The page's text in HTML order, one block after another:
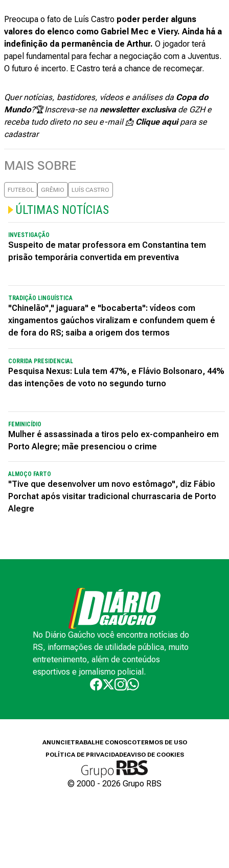
Preocupa o fato de Luís Castro poder perder alguns
valores do elenco como Gabriel Mec e Viery. Ainda há a
indefinição da permanência de Arthur. O jogador terá
papel fundamental para fechar a negociação com a Juventus.
O futuro é incerto. E Castro terá a chance de recomeçar.
Quer notícias, bastidores, vídeos e análises da Copa do
Mundo?🏆Inscreva-se na newsletter exclusivade GZH e
receba tudo direto no seu e-mail 📩 Clique aquipara se
cadastrar
MAIS SOBRE
FUTEBOL GRÊMIO LUÍS CASTRO
ÚLTIMAS NOTÍCIAS
INVESTIGAÇÃO
Suspeito de matar professora em Constantina tem
prisão temporária convertida em preventiva
TRADIÇÃO LINGUÍSTICA
"Chinelão"," jaguara" e "bocaberta": vídeos com
xingamentos gaúchos viralizam e confundem quem é
de fora do RS; saiba a origem dos termos
CORRIDA PRESIDENCIAL
Pesquisa Nexus: Lula tem 47%, e Flávio Bolsonaro, 44%
das intenções de voto no segundo turno
FEMINICÍDIO
Mulher é assassinada a tiros pelo ex-companheiro em
Porto Alegre; mãe presenciou o crime
ALMOÇO FARTO
"Tive que desenvolver um novo estômago", diz Fábio
Porchat após visitar tradicional churrascaria de Porto
Alegre
No Diário Gaúcho você encontra notícias do
RS, informações de utilidade pública, muito
entretenimento, além de conteúdos
esportivos e jornalismo policial.
ANUNCIETRABALHE CONOSCOTERMOS DE USO
POLÍTICA DE PRIVACIDADEAVISO DE COOKIES
© 2000 - 2026 Grupo RBS